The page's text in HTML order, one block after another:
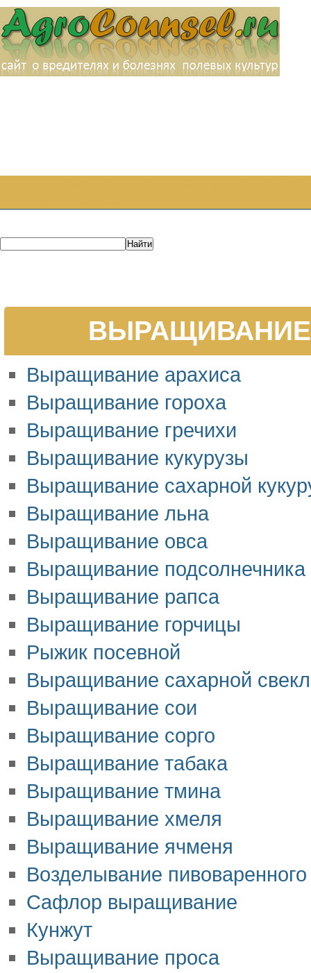
ВЫРАЩИВАНИЕ
Выращивание арахиса
Выращивание гороха
Выращивание гречихи
Выращивание кукурузы
Выращивание сахарной
Выращивание льна
Выращивание овса
Выращивание подсолнечника
Выращивание рапса
Выращивание горчицы
Рыжик посевной
Выращивание сахарной
Выращивание сои
Выращивание сорго
Выращивание табака
Выращивание тмина
Выращивание хмеля
Выращивание ячменя
Возделывание
Сафлор выращивание
Кунжут
Выращивание проса